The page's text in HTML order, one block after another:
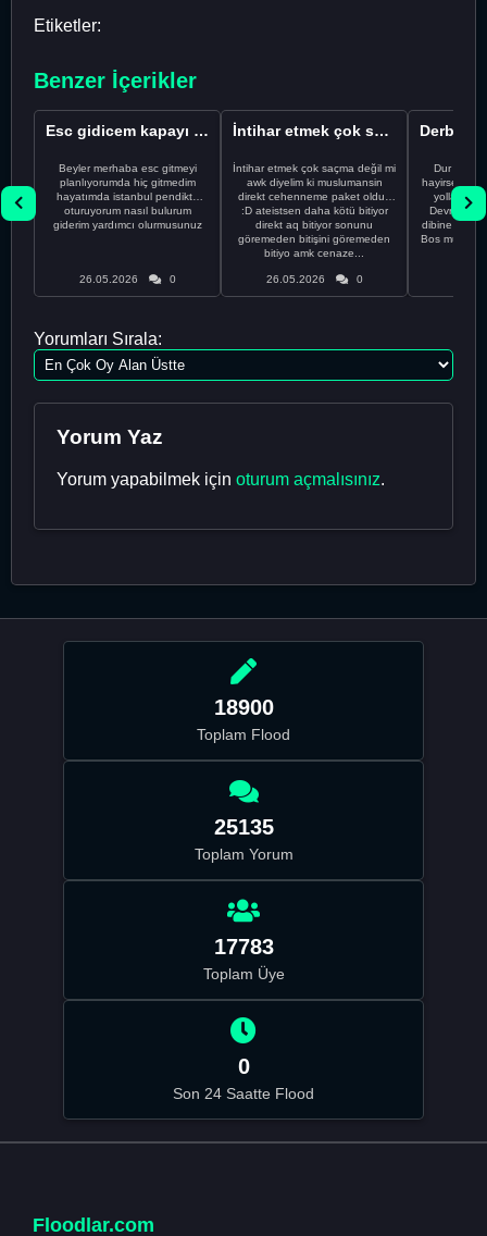
Etiketler:
Benzer İçerikler
Esc gidicem kapayı koydum
Beyler merhaba esc gitmeyi
planlıyorumda hiç gitmedim
hayatımda istanbul pendikte
oturuyorum nasıl bulurum
giderim yardımcı olurmusunuz
26.05.2026 0
İntihar etmek çok saçma değil mi
İntihar etmek çok saçma değil mi
awk diyelim ki muslumansin
direkt cehenneme paket oldun
:D ateistsen daha kötü bitiyor
direkt aq bitiyor sonunu
göremeden bitişini göremeden
bitiyo amk cenaze...
26.05.2026 0
Dur
hayirsever
yolla
Devrim abi
dibine
Bos
Yorumları Sırala:
Yorum Yaz
Yorum yapabilmek için oturum açmalısınız.
18900
Toplam Flood
25135
Toplam Yorum
17783
Toplam Üye
0
Son 24 Saatte Flood
Floodlar.com